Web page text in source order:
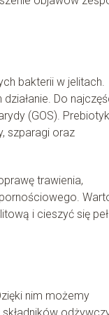
bakterii w jelitach.
Do
(GOS).
szparagi oraz
trawienia,
i cieszyć się
nim możemy